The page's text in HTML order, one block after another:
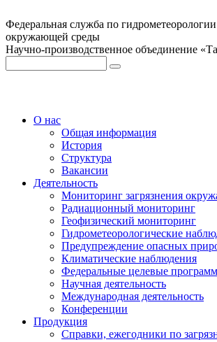
Федеральная служба по
окружающей среды
Научно-производственное объединение
О нас
Общая информация
История
Структура
Вакансии
Деятельность
Мониторинг загрязнения
Радиационный мониторинг
Геофизический мониторинг
Гидрометеорологические
Предупреждение опасных
Климатические наблюдения
Федеральные целевые
Научная деятельность
Международная деятельность
Конференции
Продукция
Справки, ежегодники по